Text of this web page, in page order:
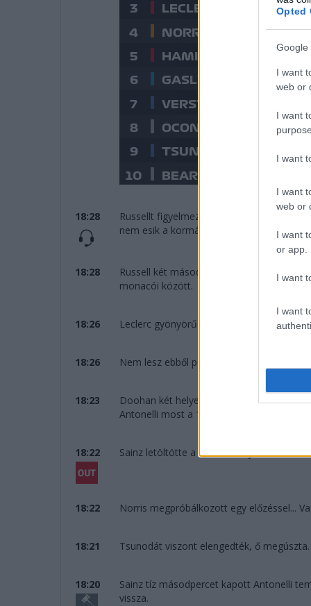
Opted
Google
I want
web or
I want
I want
I want
web or
I want
or app.
I want
I want
18:28
Russellt figyelmeztetik, hogy elmehet a
nem esik a kormány.
18:28
Russell két másodperc fölé hízlalta
monacói között.
18:26 Leclerc gyönyörűen védekezik Norrisszal
18:26 Nem lesz ebből pontszerzés, Doohan
18:23
Doohan két helyet visszaesett, ezzel
Antonelli most a 11. helyen áll az egyre
18:22 Sainz letöltötte a tízesét, majd kiáll a
18:22 Norris megpróbálkozott egy előzéssel...
18:21 Tsunodát viszont elengedték, ő megúszta.
18:20
Sainz tíz másodpercet kapott Antonelli
vissza.